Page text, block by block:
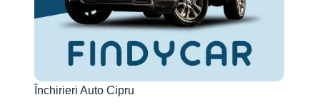
Închirieri Auto Cipru